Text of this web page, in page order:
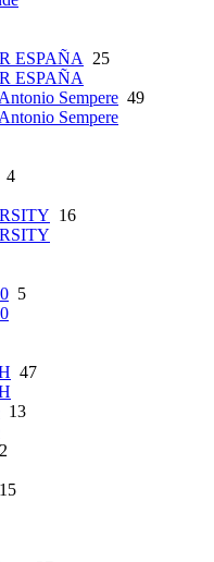
ESPAÑA
25
ESPAÑA
Sempere 49
Sempere
4
16
5
47
13
2
15